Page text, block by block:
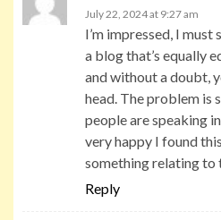
July 22, 2024 at 9:27 am
I’m impressed, I must
a blog that’s equally
and without a doubt,
head. The problem is
people are speaking
very happy I found
something relating to
Reply